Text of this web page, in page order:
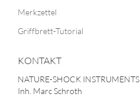
Merkzettel
Griffbrett-Tutorial
KONTAKT
NATURE-SHOCK INSTRUMENTS
Inh. Marc Schroth